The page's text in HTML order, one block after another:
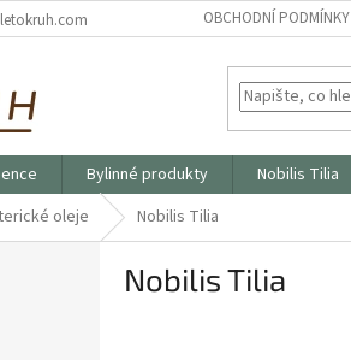
OBCHODNÍ PODMÍNKY
Bylinné produkty Nobilis Tilia
oleje Nobilis Tilia
Nobilis Tilia